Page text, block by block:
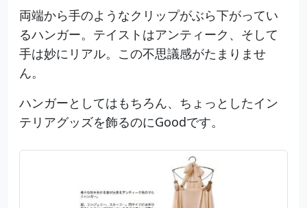
両端から手のようなクリップがぶら下がってい
るハンガー。テイストはアンティーク、そして
手は妙にリアル。この不思議感がたまりませ
ん。
ハンガーとしてはもちろん、ちょっとしたイン
テリアグッズを飾るのにGoodです。